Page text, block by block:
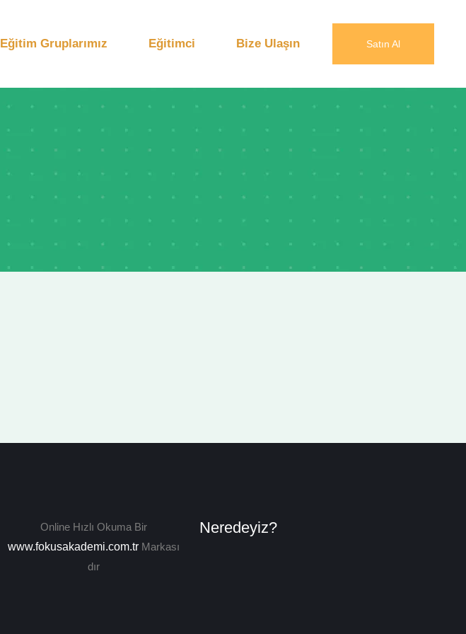
Satın Al
Eğitim Gruplarımız Eğitimci Bize Ulaşın
Online Hızlı Okuma Bir
www.fokusakademi.com.trMarkası
dır
Neredeyiz?